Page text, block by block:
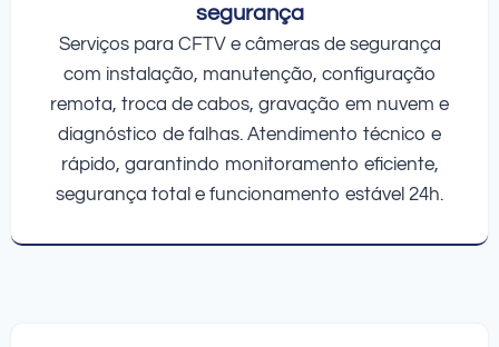
segurança
Serviços para CFTV e câmeras de segurança
com instalação, manutenção, configuração
remota, troca de cabos, gravação em nuvem e
diagnóstico de falhas. Atendimento técnico e
rápido, garantindo monitoramento eficiente,
segurança total e funcionamento estável 24h.